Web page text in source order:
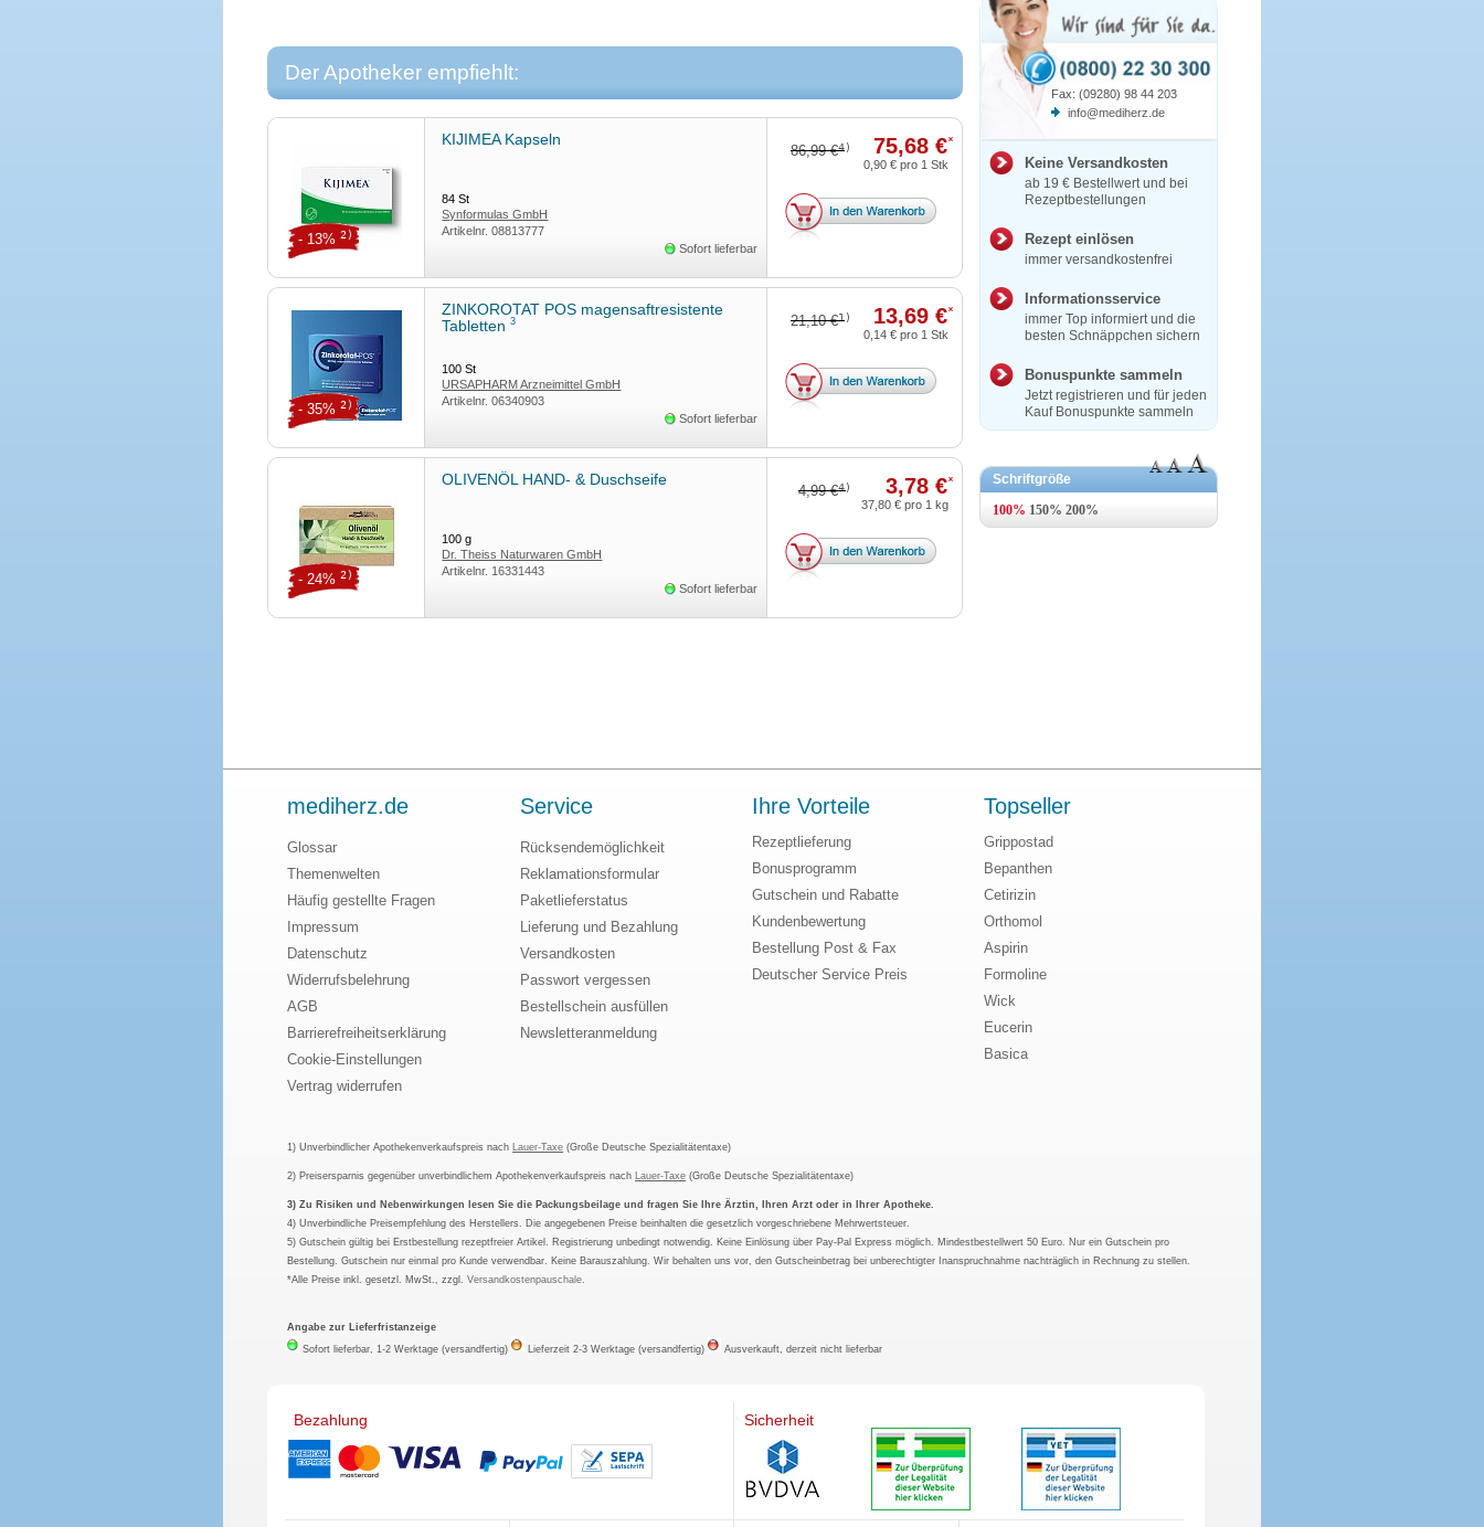
Der Apotheker empfiehlt:
KIJIMEA Kapseln
84St
Synformulas GmbH
Artikelnr.08813777
Sofort lieferbar
86,99 €4) 75,68 €*
- 13% 2)
0,90 € pro 1 Stk
ZINKOROTAT POS magensaftresistente
Tabletten3
100St
URSAPHARM Arzneimittel GmbH
Artikelnr.06340903
Sofort lieferbar
21,10 €1) 13,69 €*
- 35% 2)
0,14 € pro 1 Stk
OLIVENÖL HAND- & Duschseife
100g
Dr. Theiss Naturwaren GmbH
Artikelnr. 16331443
Sofort lieferbar
4,99 €4) 3,78 €*
- 24% 2)
37,80 € pro 1 kg
Fax: (09280) 98 44 203
info@mediherz.de
Keine Versandkosten
ab 19 € Bestellwert und bei
Rezeptbestellungen
Rezept einlösen
immer versandkostenfrei
Informationsservice
immer Top informiert und die
besten Schnäppchen sichern
Bonuspunkte sammeln
Jetzt registrieren und für jeden
Kauf Bonuspunkte sammeln
Schriftgröße
mediherz.de
Glossar
Themenwelten
Häufig gestellte Fragen
Impressum
Datenschutz
Widerrufsbelehrung
AGB
Barrierefreiheitserklärung
Cookie-Einstellungen
Vertrag widerrufen
Service
Rücksendemöglichkeit
Reklamationsformular
Paketlieferstatus
Lieferung und Bezahlung
Versandkosten
Passwort vergessen
Bestellschein ausfüllen
Newsletteranmeldung
Ihre Vorteile
Rezeptlieferung
Bonusprogramm
Gutschein und Rabatte
Kundenbewertung
Bestellung Post & Fax
Deutscher Service Preis
Topseller
Grippostad
Bepanthen
Cetirizin
Orthomol
Aspirin
Formoline
Wick
Eucerin
Basica
1) Unverbindlicher Apothekenverkaufspreis nach Lauer-Taxe (Große Deutsche Spezialitätentaxe)
2) Preisersparnis gegenüber unverbindlichem Apothekenverkaufspreis nach Lauer-Taxe (Große Deutsche Spezialitätentaxe)
3) Zu Risiken und Nebenwirkungen lesen Sie die Packungsbeilage und fragen Sie Ihre Ärztin, Ihren Arzt oder in Ihrer Apotheke.
4) Unverbindliche Preisempfehlung des Herstellers. Die angegebenen Preise beinhalten die gesetzlich vorgeschriebene Mehrwertsteuer.
5) Gutschein gültig bei Erstbestellung rezeptfreier Artikel. Registrierung unbedingt notwendig. Keine Einlösung über Pay-Pal Express möglich. Mindestbestellwert 50 Euro. Nur ein Gutschein pro
Bestellung. Gutschein nur einmal pro Kunde verwendbar. Keine Barauszahlung. Wir behalten uns vor, den Gutscheinbetrag bei unberechtigter Inanspruchnahme nachträglich in Rechnung zu stellen.
*Alle Preise inkl. gesetzl. MwSt., zzgl.Versandkostenpauschale
Angabe zur Lieferfristanzeige
Sofort lieferbar, 1-2 Werktage (versandfertig)
Lieferzeit 2-3 Werktage (versandfertig) Ausverkauft, derzeit nicht lieferbar
Bezahlung Sicherheit